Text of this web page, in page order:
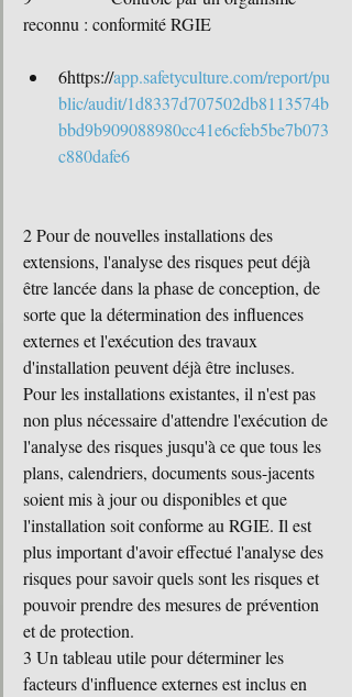
reconnu : conformité RGIE
6https://app.safetyculture.com/report/pu
blic/audit/1d8337d707502db8113574b
bbd9b909088980cc41e6cfeb5be7b073
c880dafe6
2 Pour de nouvelles installations des
extensions, l'analyse des risques peut déjà
être lancée dans la phase de conception, de
sorte que la détermination des influences
externes et l'exécution des travaux
d'installation peuvent déjà être incluses.
Pour les installations existantes, il n'est pas
non plus nécessaire d'attendre l'exécution de
l'analyse des risques jusqu'à ce que tous les
plans, calendriers, documents sous-jacents
soient mis à jour ou disponibles et que
l'installation soit conforme au RGIE. Il est
plus important d'avoir effectué l'analyse des
risques pour savoir quels sont les risques et
pouvoir prendre des mesures de prévention
et de protection.
3 Un tableau utile pour déterminer les
facteurs d'influence externes est inclus en